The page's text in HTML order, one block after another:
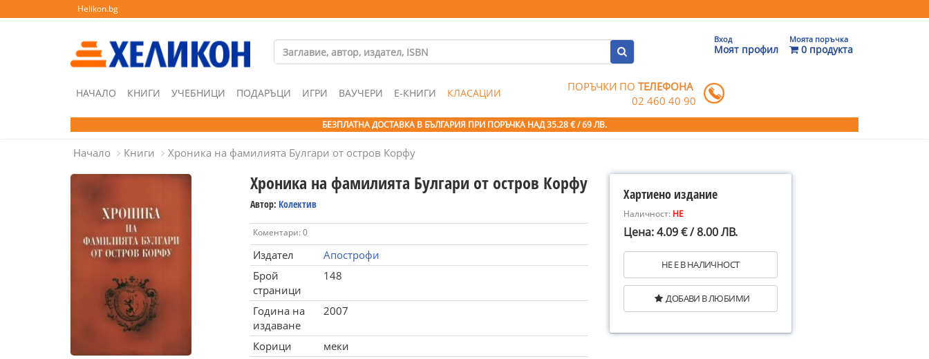
Helikon.bg
Вход
Моят профил
Моята поръчка
0 продукта
НАЧАЛО КНИГИ УЧЕБНИЦИ ПОДАРЪЦИ ИГРИ ВАУЧЕРИ Е-КНИГИ КЛАСАЦИИ ПОРЪЧКИ ПОТЕЛЕФОНА
02 460 40 90
БЕЗПЛАТНА ДОСТАВКА В БЪЛГАРИЯ ПРИ ПОРЪЧКА НАД 35.28 € / 69 ЛВ.
Начало Книги Хроника на фамилията Булгари от остров Корфу
Хроника на фамилията Булгари от остров Корфу
Автор: Колектив
Коментари: 0
Издател
Апострофи
Брой
страници
148
Година на
издаване
2007
Корици
меки
Хартиено издание
Наличност: НЕ
Цена: 4.09 € / 8.00 ЛВ.
НЕ Е В НАЛИЧНОСТ
ДОБАВИ В ЛЮБИМИ